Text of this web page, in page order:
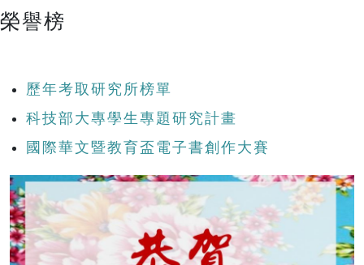
榮譽榜
歷年考取研究所榜單
科技部大專學生專題研究計畫
國際華文暨教育盃電子書創作大賽